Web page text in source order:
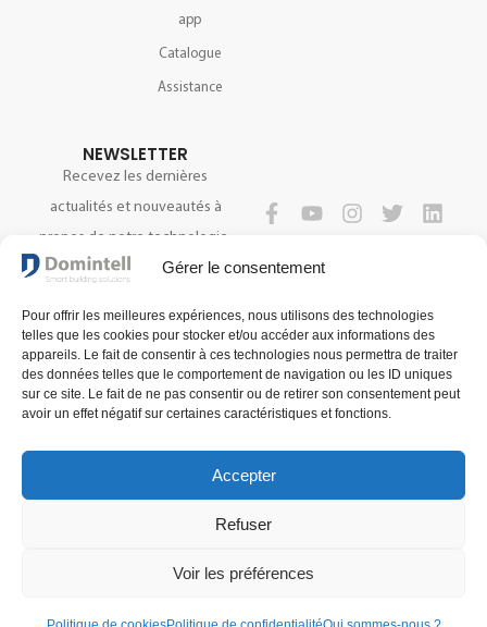
Gérer le consentement
Pour offrir les meilleures expériences, nous utilisons des technologies
telles que les cookies pour stocker et/ou accéder aux informations des
appareils. Le fait de consentir à ces technologies nous permettra de traiter
des données telles que le comportement de navigation ou les ID uniques
sur ce site. Le fait de ne pas consentir ou de retirer son consentement peut
avoir un effet négatif sur certaines caractéristiques et fonctions.
Accepter
Refuser
Voir les préférences
app
Catalogue
Assistance
NEWSLETTER
Recevez les dernières
actualités et nouveautés à
propos de notre technologie.
S'INSCRIRE
Politique de confidentialité